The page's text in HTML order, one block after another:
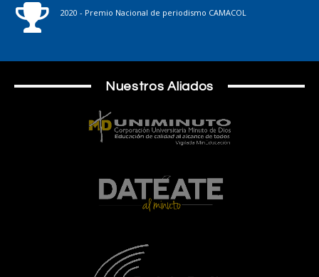
2020 - Premio Nacional de periodismo CAMACOL
Nuestros Aliados